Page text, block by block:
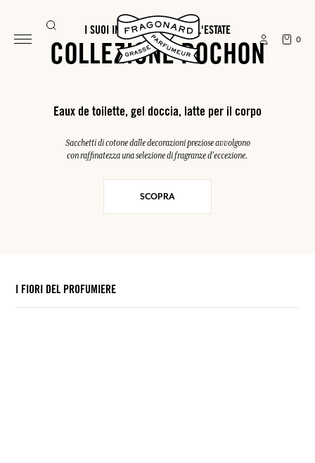
0
I SUOI INDISPENSABILI PER L'ESTATE
COLLEZIONE POCHON
Eaux de toilette, gel doccia, latte per il corpo
Sacchetti di cotone dalle decorazioni preziose avvolgono
con raffinatezza una selezione di fragranze d'eccezione.
SCOPRA
I FIORI DEL PROFUMIERE